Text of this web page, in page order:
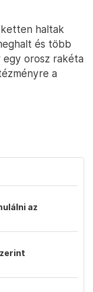
haltak
és több
egy orosz rakéta
a
az